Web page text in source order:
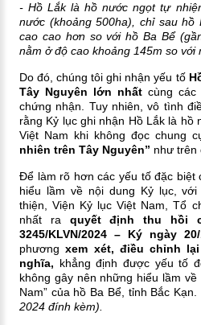
- Hồ Lắk là hồ nước ngọt tự
nước (khoảng 500ha), chỉ sau
cao cao hơn so với hồ Ba Bể
nằm ở độ cao khoảng 145m so với
Do đó, chúng tôi ghi nhận yếu tố
Tây Nguyên lớn nhất cùng
chứng nhận. Tuy nhiên, vô tình
rằng Kỷ lục ghi nhận Hồ Lắk là
Việt Nam khi không đọc chung
nhiên trên Tây Nguyên” như trên
Để làm rõ hơn các yếu tố đặc
hiểu lầm về nội dung Kỷ lục, với
thiện, Viện Kỷ lục Việt Nam, Tổ
nhất ra quyết định thu hồi
3245/KLVN/2024 – Ký ngày 20/
phươngxem xét, điều chỉnh
nghĩa, khẳng định được yếu tố
không gây nên những hiểu lầm
Nam” của hồ Ba Bể, tỉnh Bắc Kạn.
2024 đính kèm).